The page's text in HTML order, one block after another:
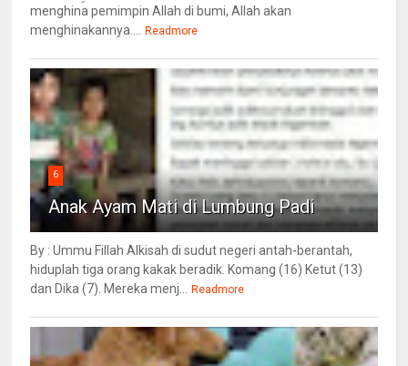
menghina pemimpin Allah di bumi, Allah akan
menghinakannya....
Readmore
6
Anak Ayam Mati di Lumbung Padi
By : Ummu Fillah Alkisah di sudut negeri antah-berantah,
hiduplah tiga orang kakak beradik. Komang (16) Ketut (13)
dan Dika (7). Mereka menj...
Readmore